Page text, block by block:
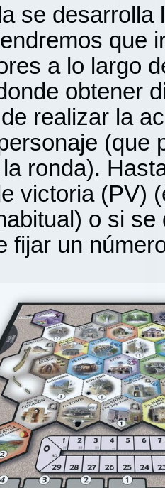
se
que
a lo largo
obtener
realizar la
(que
ronda).
victoria (PV)
o si
fijar un